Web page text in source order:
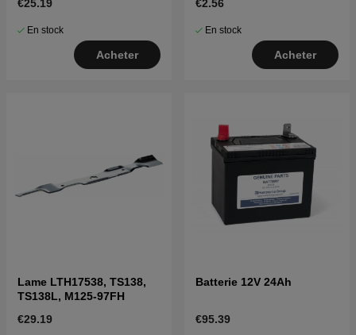
€25.19
En stock
Acheter
€2.56
En stock
Acheter
Lame LTH17538, TS138,
TS138L, M125-97FH
€29.19
Batterie 12V 24Ah
€95.39